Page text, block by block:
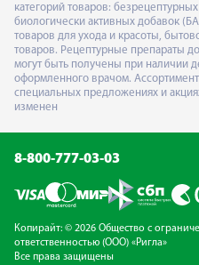
категорий товаров:
биологически активных добавок
товаров для ухода и красоты,
товаров. Рецептурные препараты
могут быть получены при наличии
оформленного врачом.
специальных предложениях и
изменен
8-800-777-03-03
Копирайт: © 2026 Общество с
ответственностью (ООО) «Ригла»
Все права защищены